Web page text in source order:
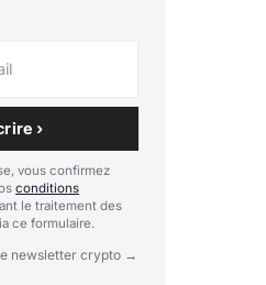
›
vous confirmez
conditions
le traitement des
ce formulaire.
newsletter crypto →